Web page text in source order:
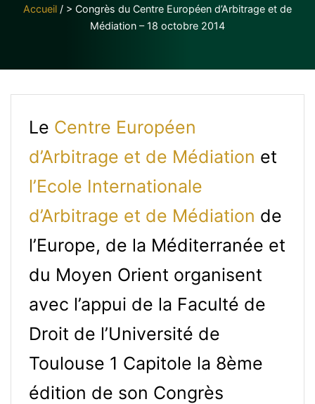
Accueil / > Congrès du Centre Européen d’Arbitrage et de
Médiation – 18 octobre 2014
Le Centre Européen
d’Arbitrage et de Médiation et
l’Ecole Internationale
d’Arbitrage et de Médiation de
l’Europe, de la Méditerranée et
du Moyen Orient organisent
avec l’appui de la Faculté de
Droit de l’Université de
Toulouse 1 Capitole la 8ème
édition de son Congrès